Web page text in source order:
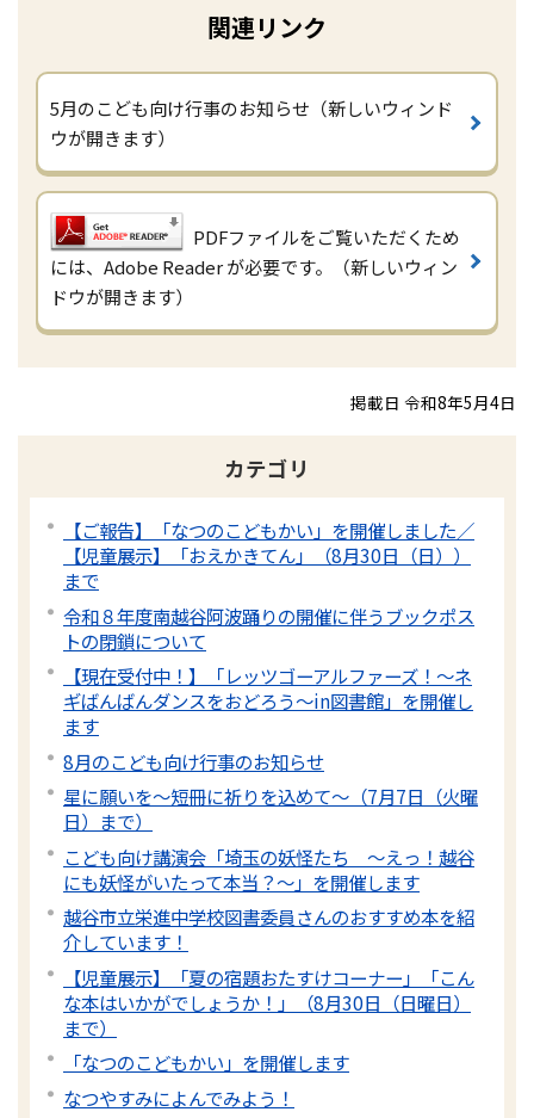
関連リンク
5月のこども向け行事のお知らせ（新しいウィンド
ウが開きます）
PDFファイルをご覧いただくため
には、Adobe Reader が必要です。（新しいウィン
ドウが開きます）
掲載日 令和8年5月4日
カテゴリ
【ご報告】「なつのこどもかい」を開催しました／
【児童展示】「おえかきてん」（8月30日（日））
まで
令和８年度南越谷阿波踊りの開催に伴うブックポス
トの閉鎖について
【現在受付中！】「レッツゴーアルファーズ！～ネ
ギばんばんダンスをおどろう～in図書館」を開催し
ます
8月のこども向け行事のお知らせ
星に願いを～短冊に祈りを込めて～（7月7日（火曜
日）まで）
こども向け講演会「埼玉の妖怪たち 〜えっ！越谷
にも妖怪がいたって本当？～」を開催します
越谷市立栄進中学校図書委員さんのおすすめ本を紹
介しています！
【児童展示】「夏の宿題おたすけコーナー」「こん
な本はいかがでしょうか！」（8月30日（日曜日）
まで）
「なつのこどもかい」を開催します
なつやすみによんでみよう！